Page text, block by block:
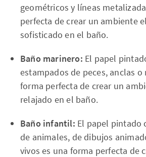
geométricos y líneas
perfecta de crear un ambiente
sofisticado en el baño.
Baño marinero: El papel
estampados de peces, anclas o
forma perfecta de crear un
relajado en el baño.
Baño infantil: El papel pintado
de animales, de dibujos
vivos es una forma perfecta de